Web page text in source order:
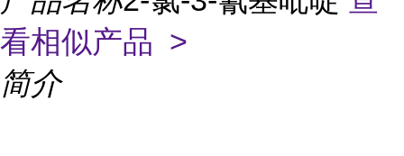
看相似产品 >
简介